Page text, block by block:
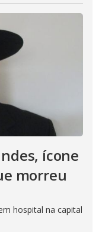
ícone
morreu
hospital na capital